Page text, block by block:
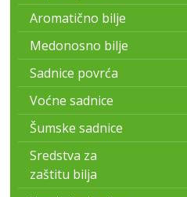
Aromatično bilje
Medonosno bilje
Sadnice povrća
Voćne sadnice
Šumske sadnice
Sredstva za
zaštitu bilja